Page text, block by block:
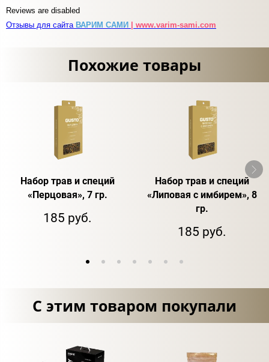
Reviews are disabled
Отзывы для сайта ВАРИМ САМИ | www.varim-sami.com
Похожие товары
Набор трав и специй
«Перцовая», 7 гр.
185 руб.
Набор трав и специй
«Липовая с имбирем», 8
гр.
185 руб.
С этим товаром покупали